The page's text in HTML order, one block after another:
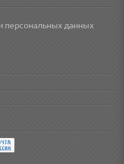
персональных данных